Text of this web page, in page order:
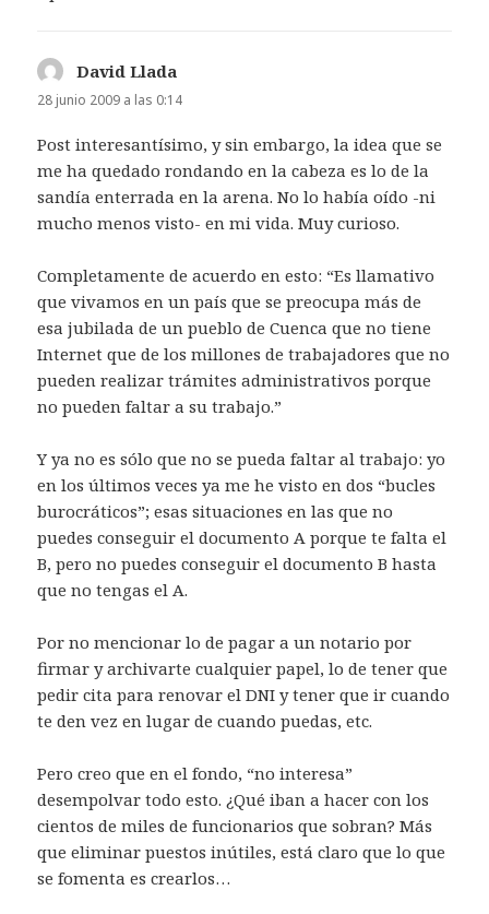
David Llada
28 junio 2009 a las 0:14
Post interesantísimo, y sin embargo, la idea que se
me ha quedado rondando en la cabeza es lo de la
sandía enterrada en la arena. No lo había oído -ni
mucho menos visto- en mi vida. Muy curioso.
Completamente de acuerdo en esto: “Es llamativo
que vivamos en un país que se preocupa más de
esa jubilada de un pueblo de Cuenca que no tiene
Internet que de los millones de trabajadores que no
pueden realizar trámites administrativos porque
no pueden faltar a su trabajo.”
Y ya no es sólo que no se pueda faltar al trabajo: yo
en los últimos veces ya me he visto en dos “bucles
burocráticos”; esas situaciones en las que no
puedes conseguir el documento A porque te falta el
B, pero no puedes conseguir el documento B hasta
que no tengas el A.
Por no mencionar lo de pagar a un notario por
firmar y archivarte cualquier papel, lo de tener que
pedir cita para renovar el DNI y tener que ir cuando
te den vez en lugar de cuando puedas, etc.
Pero creo que en el fondo, “no interesa”
desempolvar todo esto. ¿Qué iban a hacer con los
cientos de miles de funcionarios que sobran? Más
que eliminar puestos inútiles, está claro que lo que
se fomenta es crearlos…